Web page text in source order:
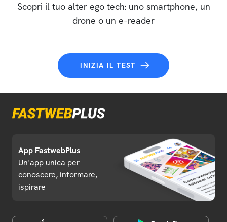
Scopri il tuo alter ego tech: uno smartphone, un
drone o un e-reader
INIZIA IL TEST
App FastwebPlus
Un'app unica per
conoscere, informare,
ispirare